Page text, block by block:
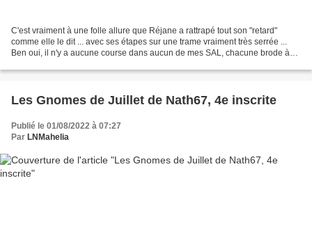
C'est vraiment à une folle allure que Réjane a rattrapé tout son "retard"
comme elle le dit ... avec ses étapes sur une trame vraiment très serrée ...
Ben oui, il n'y a aucune course dans aucun de mes SAL, chacune brode à
Les Gnomes de Juillet de Nath67, 4e inscrite
Publié le 01/08/2022 à 07:27
Par LNMahelia